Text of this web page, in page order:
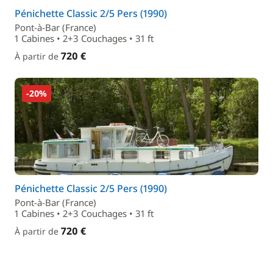
Pénichette Classic 2/5 Pers (1990)
Pont-à-Bar (France)
1 Cabines • 2+3 Couchages • 31 ft
À partir de 720 €
-20%
Pénichette Classic 2/5 Pers (1990)
Pont-à-Bar (France)
1 Cabines • 2+3 Couchages • 31 ft
À partir de 720 €